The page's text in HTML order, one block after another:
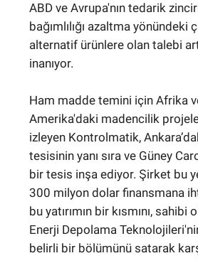
ABD ve Avrupa'nın tedarik
bağımlılığı azaltma yönündeki
alternatif ürünlere olan talebi
inanıyor.
Ham madde temini için Afrika
Amerika'daki madencilik
izleyen Kontrolmatik,
tesisinin yanı sıra ve Güney
bir tesis inşa ediyor. Şirket bu
300 milyon dolar finansmana
bu yatırımın bir kısmını,
Enerji Depolama
belirli bir bölümünü satarak